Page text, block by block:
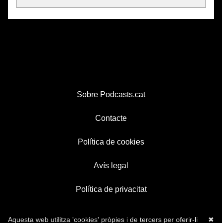
Sobre Podcasts.cat
Contacte
Política de cookies
Avís legal
Política de privacitat
✖
Aquesta web utilitza 'cookies' pròpies i de tercers per oferir-li